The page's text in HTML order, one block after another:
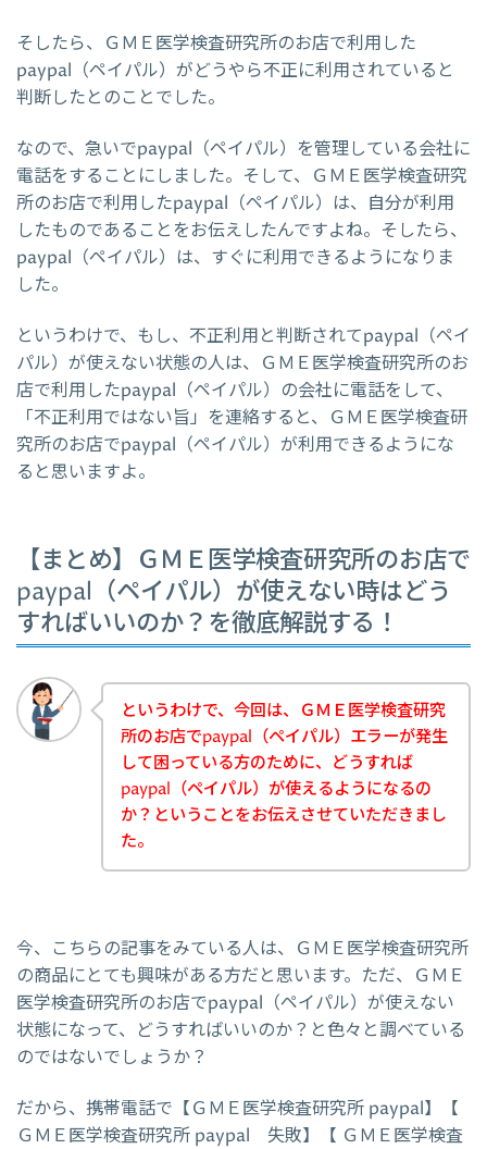
そしたら、ＧＭＥ医学検査研究所のお店で利用した
paypal（ペイパル）がどうやら不正に利用されていると
判断したとのことでした。
なので、急いでpaypal（ペイパル）を管理している会社に
電話をすることにしました。そして、ＧＭＥ医学検査研究
所のお店で利用したpaypal（ペイパル）は、自分が利用
したものであることをお伝えしたんですよね。そしたら、
paypal（ペイパル）は、すぐに利用できるようになりま
した。
というわけで、もし、不正利用と判断されてpaypal（ペイ
パル）が使えない状態の人は、ＧＭＥ医学検査研究所のお
店で利用したpaypal（ペイパル）の会社に電話をして、
「不正利用ではない旨」を連絡すると、ＧＭＥ医学検査研
究所のお店でpaypal（ペイパル）が利用できるようにな
ると思いますよ。
【まとめ】ＧＭＥ医学検査研究所のお店で
paypal（ペイパル）が使えない時はどう
すればいいのか？を徹底解説する！
というわけで、今回は、ＧＭＥ医学検査研究
所のお店でpaypal（ペイパル）エラーが発生
して困っている方のために、どうすれば
paypal（ペイパル）が使えるようになるの
か？ということをお伝えさせていただきまし
た。
今、こちらの記事をみている人は、ＧＭＥ医学検査研究所
の商品にとても興味がある方だと思います。ただ、ＧＭＥ
医学検査研究所のお店でpaypal（ペイパル）が使えない
状態になって、どうすればいいのか？と色々と調べている
のではないでしょうか？
だから、携帯電話で【ＧＭＥ医学検査研究所 paypal】【
ＧＭＥ医学検査研究所 paypal 失敗】【 ＧＭＥ医学検査